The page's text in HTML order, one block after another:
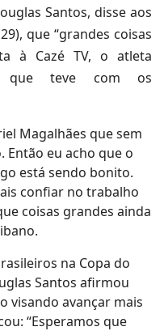
Santos, disse aos
que “grandes coisas
à Cazé TV, o atleta
que teve com os
Magalhães que sem
eu acho que o
está sendo bonito.
confiar no trabalho
coisas grandes ainda
na Copa do
Santos afirmou
visando avançar mais
“Esperamos que